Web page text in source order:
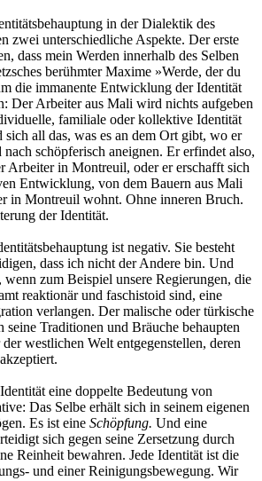
in der Dialektik des
zwei unterschiedliche Aspekte. Der erste
dass mein Werden innerhalb des Selben
berühmter Maxime »Werde, der du
die immanente Entwicklung der Identität
Der Arbeiter aus Mali wird nichts aufgeben
familiale oder kollektive Identität
all das, was es an dem Ort gibt, wo er
schöpferisch aneignen. Er erfindet also,
Arbeiter in Montreuil, oder er erschafft sich
Entwicklung, von dem Bauern aus Mali
in Montreuil wohnt. Ohne inneren Bruch.
der Identität.
ist negativ. Sie besteht
dass ich nicht der Andere bin. Und
wenn zum Beispiel unsere Regierungen, die
reaktionär und faschistoid sind, eine
verlangen. Der malische oder türkische
Traditionen und Bräuche behaupten
westlichen Welt entgegenstellen, deren
eine doppelte Bedeutung von
Das Selbe erhält sich in seinem eigenen
Es ist eine Schöpfung. Und eine
sich gegen seine Zersetzung durch
Reinheit bewahren. Jede Identität ist die
und einer Reinigungsbewegung. Wir